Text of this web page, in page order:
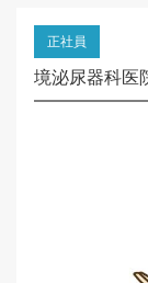
正社員
境泌尿器科医